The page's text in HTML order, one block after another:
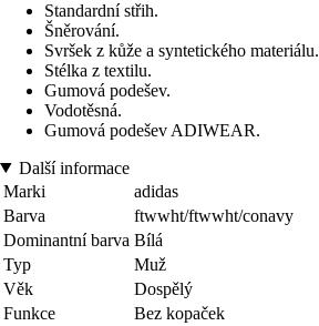
Standardní střih.
Šněrování.
Svršek z kůže a syntetického materiálu.
Stélka z textilu.
Gumová podešev.
Vodotěsná.
Gumová podešev ADIWEAR.
Další informace
Marki
adidas
Barva
ftwwht/ftwwht/conavy
Dominantní barva Bílá
Typ
Muž
Věk
Dospělý
Funkce
Bez kopaček